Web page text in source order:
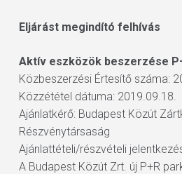
Eljárást megindító felhívás
Aktív eszközök beszerzése
Közbeszerzési Értesítő száma:
Közzététel dátuma: 2019.09.18.
Ajánlatkérő: Budapest Közút
Részvénytársaság
Ajánlattételi/részvételi
A Budapest Közút Zrt. új P+R